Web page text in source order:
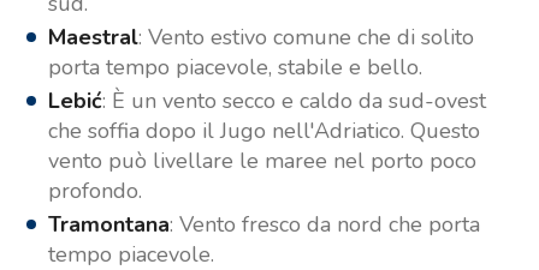
Maestral: Vento estivo comune che di solito
porta tempo piacevole, stabile e bello.
Lebić: È un vento secco e caldo da sud-ovest
che soffia dopo il Jugo nell'Adriatico. Questo
vento può livellare le maree nel porto poco
profondo.
Tramontana: Vento fresco da nord che porta
tempo piacevole.